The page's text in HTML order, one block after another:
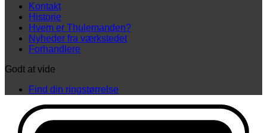
Kontakt
Historie
Hvem er Thulemanden?
Nyheder fra værkstedet
Forhandlere
Godt at vide
Find din ringstørrelse